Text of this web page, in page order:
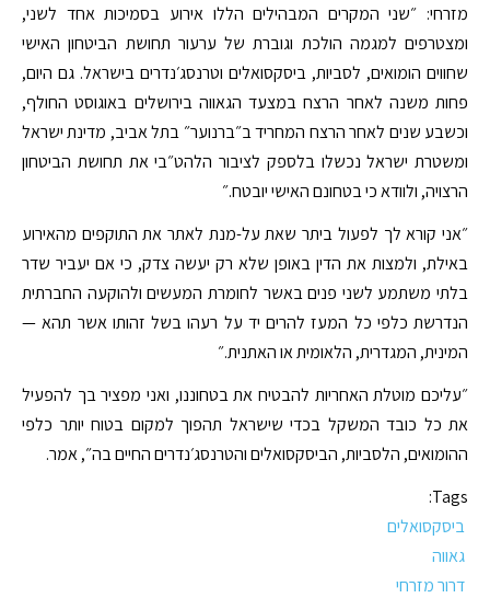
מזרחי: ״שני המקרים המבהילים הללו אירוע בסמיכות אחד לשני,
ומצטרפים למגמה הולכת וגוברת של ערעור תחושת הביטחון האישי
שחווים הומואים, לסביות, ביסקסואלים וטרנסג׳נדרים בישראל. גם היום,
פחות משנה לאחר הרצח במצעד הגאווה בירושלים באוגוסט החולף,
וכשבע שנים לאחר הרצח המחריד ב״ברנוער״ בתל אביב, מדינת ישראל
ומשטרת ישראל נכשלו בלספק לציבור הלהט״בי את תחושת הביטחון
הרצויה, ולוודא כי בטחונם האישי יובטח.״
״אני קורא לך לפעול ביתר שאת על-מנת לאתר את התוקפים מהאירוע
באילת, ולמצות את הדין באופן שלא רק יעשה צדק, כי אם יעביר שדר
בלתי משתמע לשני פנים באשר לחומרת המעשים ולהוקעה החברתית
הנדרשת כלפי כל המעז להרים יד על רעהו בשל זהותו אשר תהא —
המינית, המגדרית, הלאומית או האתנית.״
״עליכם מוטלת האחריות להבטיח את בטחוננו, ואני מפציר בך להפעיל
את כל כובד המשקל בכדי שישראל תהפוך למקום בטוח יותר כלפי
ההומואים, הלסביות, הביסקסואלים והטרנסג׳נדרים החיים בה״, אמר.
Tags:
ביסקסואלים
גאווה
דרור מזרחי